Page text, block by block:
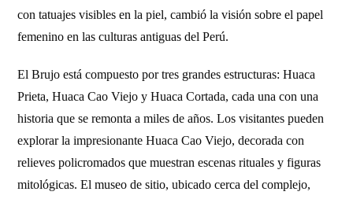
con tatuajes visibles en la piel, cambió la visión sobre el papel
femenino en las culturas antiguas del Perú.
El Brujo está compuesto por tres grandes estructuras: Huaca
Prieta, Huaca Cao Viejo y Huaca Cortada, cada una con una
historia que se remonta a miles de años. Los visitantes pueden
explorar la impresionante Huaca Cao Viejo, decorada con
relieves policromados que muestran escenas rituales y figuras
mitológicas. El museo de sitio, ubicado cerca del complejo,